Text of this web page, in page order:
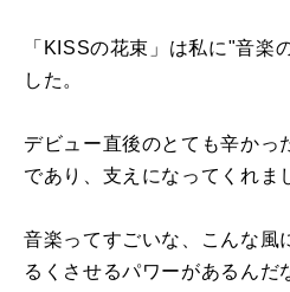
「 KISSの花束」は私に"音楽
した。
デビュー直後のとても辛かっ
であり、支えになってくれま
音楽ってすごいな、こんな風
るくさせるパワーがあるんだ